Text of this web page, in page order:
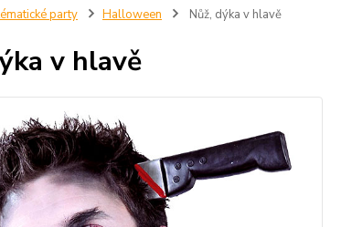
party Halloween Nůž, dýka v hlavě
v hlavě